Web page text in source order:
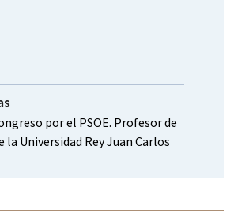
por el PSOE. Profesor de
Universidad Rey Juan Carlos